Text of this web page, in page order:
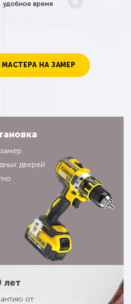
удобное время
МАСТЕРА НА ЗАМЕР
дверей
лет
от